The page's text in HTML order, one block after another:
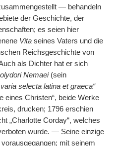
— behandeln
der Geschichte, der
es seien hier
Vita seines Vaters und die
Reichsgeschichte von
als Dichter hat er sich
Nemaei(sein
selecta latina et graeca“
eines Christen“, beide Werke
drucken; 1796 erschien
„Charlotte Corday“, welches
wurde. — Seine einzige
mit seinem